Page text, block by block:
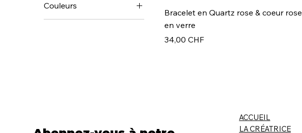
Doré à l'or fin
Couleurs
Bracelet en Quartz rose & coeur rose
en verre
Prix
34,00 CHF
ACCUEIL
LA CRÉATRICE